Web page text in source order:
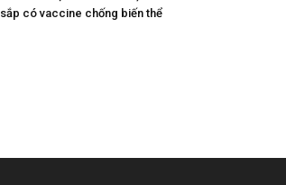
sắp có vaccine chống biến thể